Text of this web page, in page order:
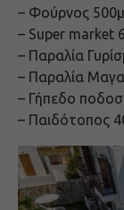
– Φούρνος 500μ
– Super market
– Παραλία
– Παραλία
– Γήπεδο
– Παιδότοπος